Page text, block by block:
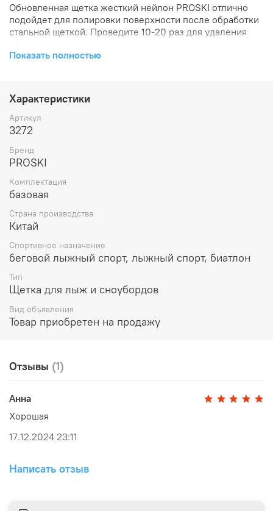
Обновленная щетка жесткий нейлон PROSKI отлично
подойдет для полировки поверхности после обработки
стальной щеткой. Проведите 10-20 раз для удаления
Показать полностью
Характеристики
Артикул
3272
Бренд
PROSKI
Комплектация
базовая
Страна производства
Китай
Спортивное назначение
беговой лыжный спорт, лыжный спорт, биатлон
Тип
Щетка для лыж и сноубордов
Вид объявления
Товар приобретен на продажу
Отзывы (1)
Анна
Хорошая
17.12.2024 23:11
Написать отзыв